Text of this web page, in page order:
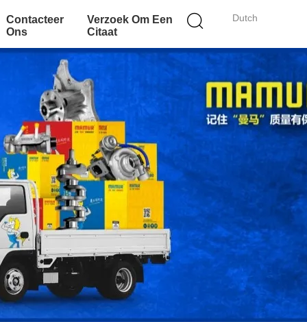
Dutch
Contacteer
Ons
Verzoek Om Een
Citaat